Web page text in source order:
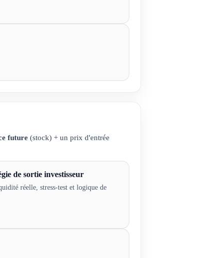
future (stock) + un prix d'entrée
de sortie investisseur
réelle, stress-test et logique de